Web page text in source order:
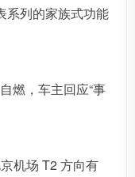
系列的家族式功能
燃，车主回应“事
机场 T2 方向有